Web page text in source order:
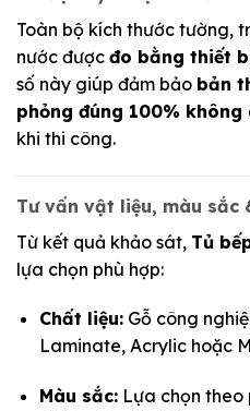
Toàn bộ kích thước tường,
nước được đo bằng thiết
số này giúp đảm bảo bản
phỏng đúng 100%
khi thi công.
Tư vấn vật liệu, màu sắc
Từ kết quả khảo sát, Tủ
lựa chọn phù hợp:
Chất liệu:Gỗ công
Laminate, Acrylic hoặc
Màu sắc:Lựa chọn theo